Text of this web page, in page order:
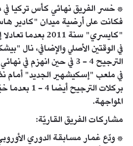
* خسر الفريق نهائي كأس تركيا في
فكانت على أرضية ميدان "كادير
"كايسري" سنة 2011
في الوقتين الأصلي والإضافي، نال
في ملعب "إسكيشهير الجديد" أمام
بركلات
المواجهة.
مشاركات الفريق القاريّة:
* ودّع غمار مسابقة الدوري